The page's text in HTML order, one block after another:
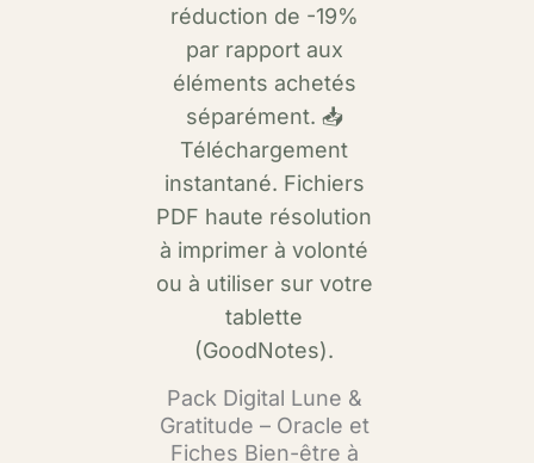
Pack Digital Lune &
Gratitude – Oracle et
Fiches Bien-être à